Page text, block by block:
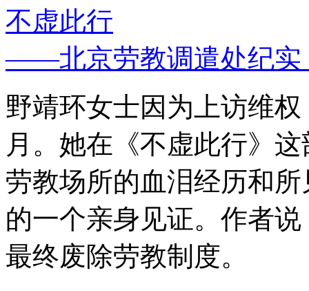
不虚此行
——北京劳教调遣处纪实
野靖环女士因为上访维
月。她在《不虚此行》
劳教场所的血泪经历和
的一个亲身见证。作者
最终废除劳教制度。